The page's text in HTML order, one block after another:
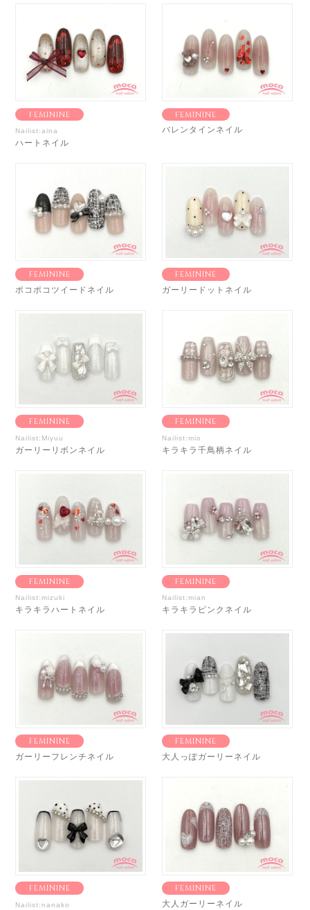
FEMININE
Nailist:aina
ハートネイル
FEMININE
バレンタインネイル
FEMININE
ポコポコツイードネイル
FEMININE
ガーリードットネイル
FEMININE
Nailist:Miyuu
ガーリーリボンネイル
FEMININE
Nailist:mio
キラキラ千鳥柄ネイル
FEMININE
Nailist:mizuki
キラキラハートネイル
FEMININE
Nailist:mian
キラキラピンクネイル
FEMININE
ガーリーフレンチネイル
FEMININE
大人っぽガーリーネイル
FEMININE
Nailist:nanako
FEMININE
大人ガーリーネイル